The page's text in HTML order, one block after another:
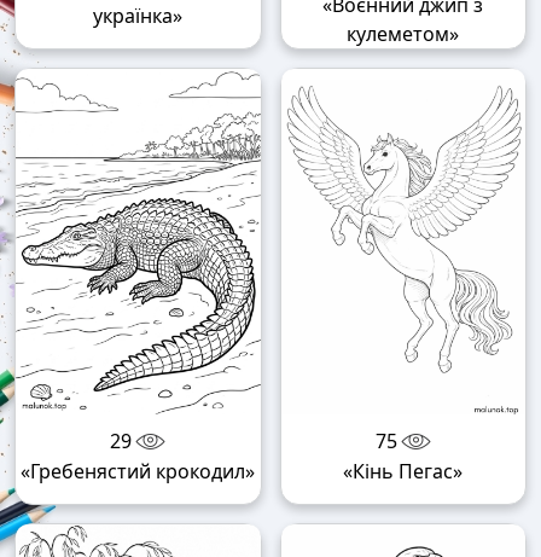
українка»
кулеметом»
29
«Гребенястий крокодил»
75
«Кінь Пегас»